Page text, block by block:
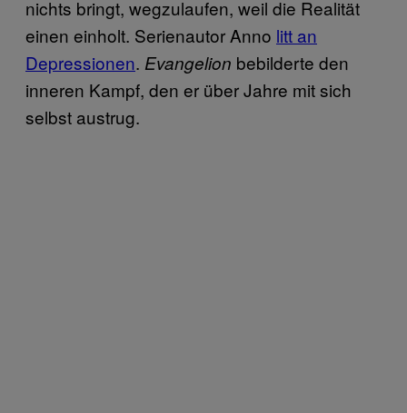
nichts bringt, wegzulaufen, weil die Realität
einen einholt. Serienautor Anno litt an
Depressionen. Evangelion bebilderte den
inneren Kampf, den er über Jahre mit sich
selbst austrug.